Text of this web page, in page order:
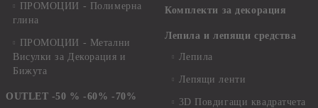
ПРОМОЦИИ - Полимерна
глина
ПРОМОЦИИ - Метални
Висулки за Декорация и
Бижута
OUTLET -50 % -60% -70%
Комплекти за декорация
Лепила и лепящи средства
Лепила
Лепящи ленти
3D Повдигащи квадратчета